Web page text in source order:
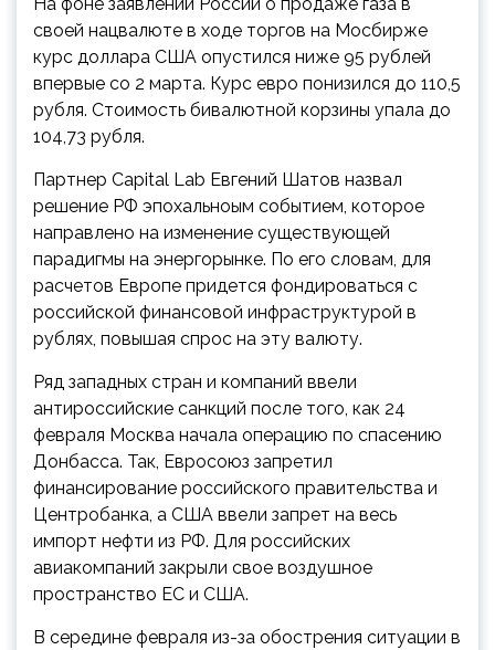
своей нацвалюте в ходе торгов на Мосбирже
курс доллара США опустился ниже 95 рублей
впервые со 2 марта. Курс евро понизился до 110,5
рубля. Стоимость бивалютной корзины упала до
104,73 рубля.
Партнер Capital Lab Евгений Шатов назвал
решение РФ эпохальноым событием, которое
направлено на изменение существующей
парадигмы на энергорынке. По его словам, для
расчетов Европе придется фондироваться с
российской финансовой инфраструктурой в
рублях, повышая спрос на эту валюту.
Ряд западных стран и компаний ввели
антироссийские санкций после того, как 24
февраля Москва начала операцию по спасению
Донбасса. Так, Евросоюз запретил
финансирование российского правительства и
Центробанка, а США ввели запрет на весь
импорт нефти из РФ. Для российских
авиакомпаний закрыли свое воздушное
пространство ЕС и США.
В середине февраля из-за обострения ситуации в